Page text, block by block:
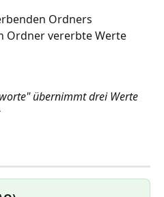
Ordners
Ordner vererbte Werte
übernimmt drei Werte